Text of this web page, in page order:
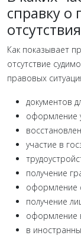
справку о
Как показывает
отсутствие
правовых
документов
оформление
участие в
получение
оформление
получение
оформление
в